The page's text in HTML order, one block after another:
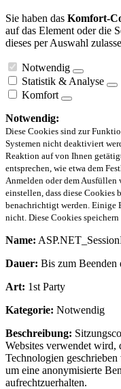
Sie haben das Komfort-
auf das Element oder die
dieses per Auswahl
Notwendig
Statistik & Analyse
Komfort
Notwendig:
Diese Cookies sind zur
Systemen nicht deaktiviert
Reaktion auf von Ihnen
entsprechen, wie etwa dem
Anmelden oder dem Ausfüllen
einstellen, dass diese Cookies
benachrichtigt werden. Einige
nicht. Diese Cookies speichern
Name:
Dauer: Bis zum Beenden
Art: 1st Party
Kategorie: Notwendig
Beschreibung:
Websites verwendet
Technologien
um eine anonymisierte
aufrechtzuerhalten.